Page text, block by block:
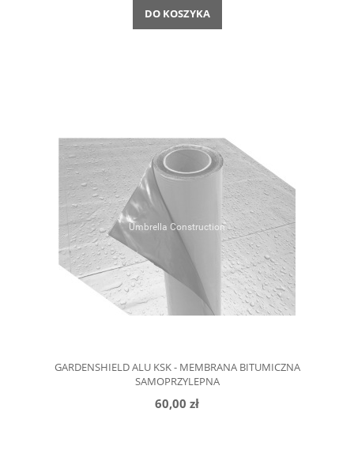
DO KOSZYKA
GARDENSHIELD ALU KSK - MEMBRANA BITUMICZNA
SAMOPRZYLEPNA
60,00 zł